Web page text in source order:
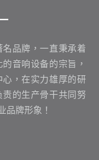
品牌，一直秉承着
音响设备的宗旨，
，在实力雄厚的研
的生产骨干共同努
品牌形象！